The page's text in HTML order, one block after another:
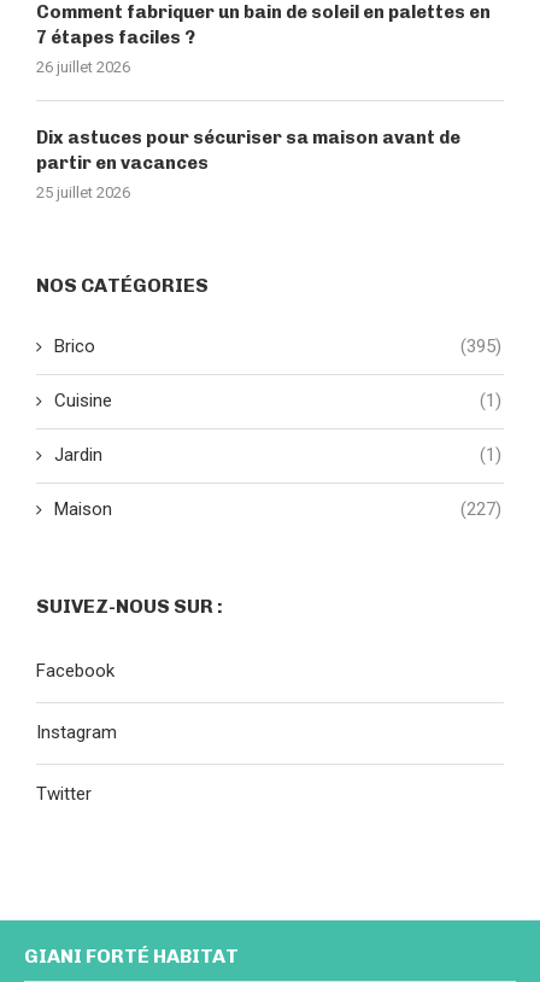
Comment fabriquer un bain de soleil en palettes en
7 étapes faciles ?
26 juillet 2026
Dix astuces pour sécuriser sa maison avant de
partir en vacances
25 juillet 2026
NOS CATÉGORIES
Brico (395)
Cuisine (1)
Jardin (1)
Maison (227)
SUIVEZ-NOUS SUR :
Facebook
Instagram
Twitter
GIANI FORTÉ HABITAT